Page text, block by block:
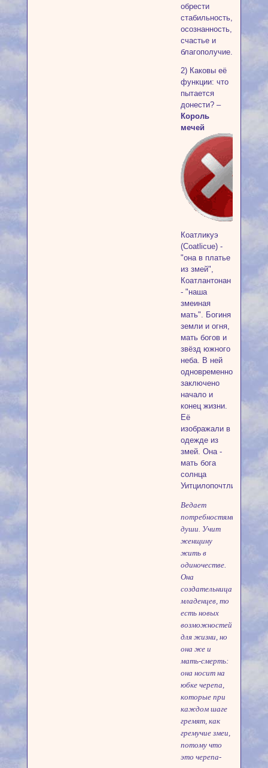
обрести
стабильность,
осознанность,
счастье и
благополучие.
2) Каковы её
функции: что
пытается
донести? –
Король
мечей
Коатликуэ
(Coatlicue) -
"она в платье
из змей",
Коатлантонан
- "наша
змеиная
мать". Богиня
земли и огня,
мать богов и
звёзд южного
неба. В ней
одновременно
заключено
начало и
конец жизни.
Её
изображали в
одежде из
змей. Она -
мать бога
солнца
Уитцилопочтли.
Ведает
потребностями
души. Учит
женщину
жить в
одиночестве.
Она
создательница
младенцев, то
есть новых
возможностей
для жизни, но
она же и
мать-смерть:
она носит на
юбке черепа,
которые при
каждом шаге
гремят, как
гремучие змеи,
потому что
это черепа-